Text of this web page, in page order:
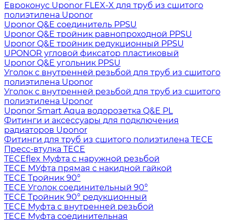
Евроконус Uponor FLEX-X для труб из сшитого
полиэтилена Uponor
Uponor Q&E соединитель PPSU
Uponor Q&E тройник равнопроходной PPSU
Uponor Q&E тройник редукционный PPSU
UPONOR угловой фиксатор пластиковый
Uponor Q&E угольник PPSU
Уголок с внутренней резьбой для труб из сшитого
полиэтилена Uponor
Уголок с внутренней резьбой для труб из сшитого
полиэтилена Uponor
Uponor Smart Aqua водорозетка Q&E PL
Фитинги и аксессуары для подключения
радиаторов Uponor
Фитинги для труб из сшитого полиэтилена TECE
Пресс-втулка TECE
TECEflex Муфта с наружной резьбой
TECE МУфта прямая с накидной гайкой
TECE Тройник 90°
TECE Уголок соединительный 90°
TECE Тройник 90° редукционный
TECE Муфта с внутренней резьбой
TECE Муфта соединительная